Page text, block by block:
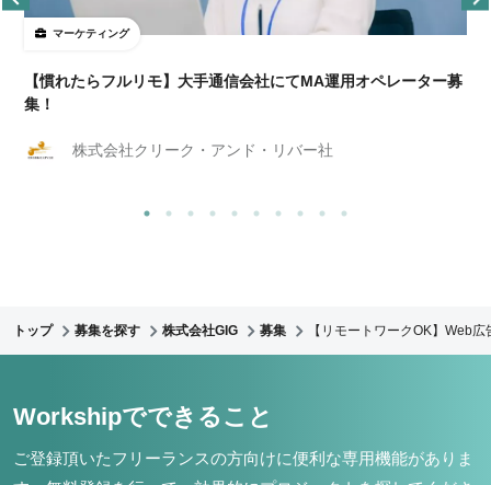
マーケティング
【慣れたらフルリモ】大手通信会社にてMA運用オペレーター募
集！
株式会社クリーク・アンド・リバー社
トップ 募集を探す 株式会社GIG 募集 【リモートワークOK】Web
Workshipでできること
ご登録頂いたフリーランスの方向けに便利な専用機能がありま